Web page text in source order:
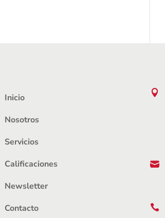
Inicio
Nosotros
Servicios
Calificaciones
Newsletter
Contacto


